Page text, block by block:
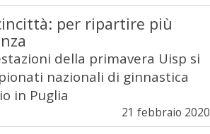
per ripartire più
della primavera Uisp si
nazionali di ginnastica
in Puglia
21 febbraio 2020